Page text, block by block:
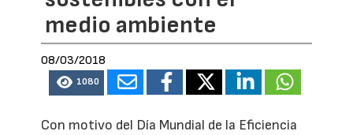
medio ambiente
08/03/2018
1080
Con motivo del Día Mundial de la Eficiencia